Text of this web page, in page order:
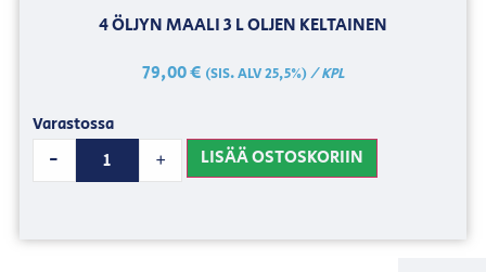
4 ÖLJYN MAALI 3 L OLJEN KELTAINEN
79,00€ (SIS. ALV 25,5%)/ KPL
Varastossa
- + LISÄÄ OSTOSKORIIN